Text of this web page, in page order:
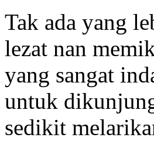
Tak ada yang
lezat nan
yang sangat
untuk
sedikit